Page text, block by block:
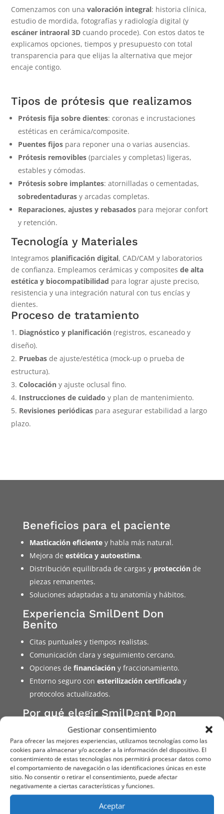
Gestionar consentimiento
Para ofrecer las mejores experiencias, utilizamos tecnologías como las
cookies para almacenar y/o acceder a la información del dispositivo. El
consentimiento de estas tecnologías nos permitirá procesar datos como
el comportamiento de navegación o las identificaciones únicas en este
sitio. No consentir o retirar el consentimiento, puede afectar
negativamente a ciertas características y funciones.
Aceptar
Comenzamos con unavaloración integral: historia clínica,
estudio de mordida, fotografías y radiología digital (y
escáner intraoral 3D cuando procede). Con estos datos te
explicamos opciones, tiempos y presupuesto con total
transparencia para que elijas la alternativa que mejor
encaje contigo.
Tipos de prótesis que realizamos
Prótesis fija sobre dientes: coronas e incrustaciones
estéticas en cerámica/composite.
Puentes fijos para reponer una o varias ausencias.
Prótesis removibles (parciales y completas) ligeras,
estables y cómodas.
Prótesis sobre implantes: atornilladas o cementadas,
sobredentaduras y arcadas completas.
Reparaciones, ajustes y rebasados para mejorar confort
y retención.
Tecnología y Materiales
Integramos planificación digital, CAD/CAM y laboratorios
de confianza. Empleamos cerámicas y compositesde alta
estética y biocompatibilidad para lograr ajuste preciso,
resistencia y una integración natural con tus encías y
dientes.
Proceso de tratamiento
Diagnóstico y planificación (registros, escaneado y
diseño).
Pruebas de ajuste/estética (mock-up o prueba de
estructura).
Colocación y ajuste oclusal fino.
Instrucciones de cuidado y plan de mantenimiento.
Revisiones periódicas para asegurar estabilidad a largo
plazo.
Beneficios para el paciente
Masticación eficientey habla más natural.
Mejora de estética y autoestima.
Distribución equilibrada de cargas y protecciónde
piezas remanentes.
Soluciones adaptadas a tu anatomía y hábitos.
Experiencia SmilDent Don
Benito
Citas puntuales y tiempos realistas.
Comunicación clara y seguimiento cercano.
Opciones de financiacióny fraccionamiento.
Entorno seguro con esterilización certificaday
protocolos actualizados.
Por qué elegir SmilDent Don
Enfoque integral enprótesis dentales en Don
Benitocondiagnóstico digital.
Equipo multidisciplinar(prótesis, periodoncia,
implantes y estética).
Materiales y laboratoriospremiumpara
resultados naturales y duraderos.